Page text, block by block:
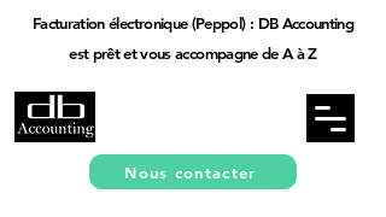
Nous contacter
Facturation électronique (Peppol) : DB Accounting
est prêt et vous accompagne de A à Z